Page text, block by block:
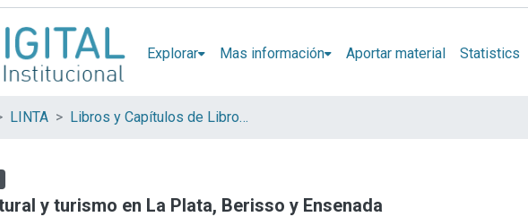
Explorar Mas información Aportar material Statistics
LINTA Libros y Capítulos de Libro LINTA
y turismo en La Plata, Berisso y Ensenada